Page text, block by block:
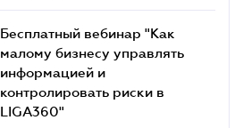
Бесплатный вебинар "Как
малому бизнесу управлять
информацией и
контролировать риски в
LIGA360"